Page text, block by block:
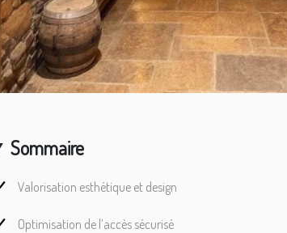
Sommaire
Valorisation esthétique et design
Optimisation de l’accès sécurisé